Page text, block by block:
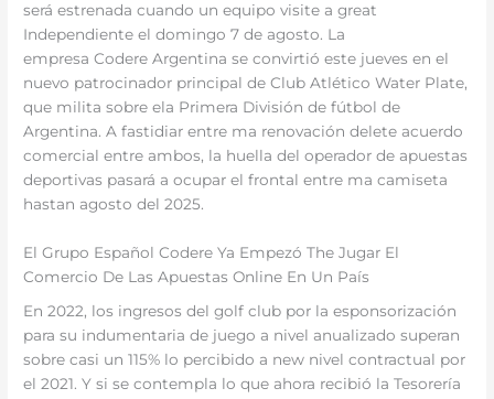
será estrenada cuando un equipo visite a great
Independiente el domingo 7 de agosto. La
empresa Codere Argentina se convirtió este jueves en el
nuevo patrocinador principal de Club Atlético Water Plate,
que milita sobre ela Primera División de fútbol de
Argentina. A fastidiar entre ma renovación delete acuerdo
comercial entre ambos, la huella del operador de apuestas
deportivas pasará a ocupar el frontal entre ma camiseta
hastan agosto del 2025.
El Grupo Español Codere Ya Empezó The Jugar El
Comercio De Las Apuestas Online En Un País
En 2022, los ingresos del golf club por la esponsorización
para su indumentaria de juego a nivel anualizado superan
sobre casi un 115% lo percibido a new nivel contractual por
el 2021. Y si se contempla lo que ahora recibió la Tesorería